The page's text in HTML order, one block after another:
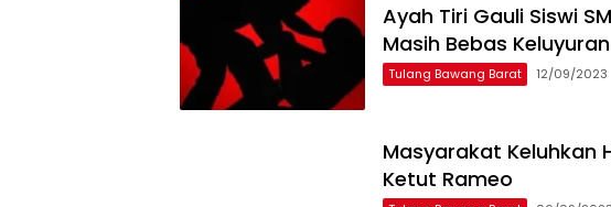
Ayah Tiri Gauli Siswi
Masih Bebas Keluyuran
Tulang Bawang Barat 12/09/2023
Masyarakat Keluhkan
Ketut Rameo